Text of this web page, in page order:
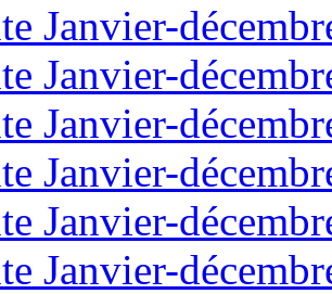
Janvier-
Janvier-
Janvier-
Janvier-
Janvier-
Janvier-